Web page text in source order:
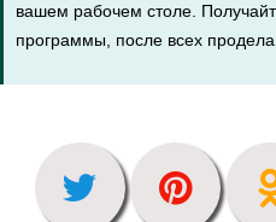
вашем рабочем столе.
программы, после всех